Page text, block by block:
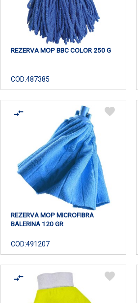
REZERVA MOP BBC COLOR 250 G
COD:487385
REZERVA MOP MICROFIBRA
BALERINA 120 GR
COD:491207